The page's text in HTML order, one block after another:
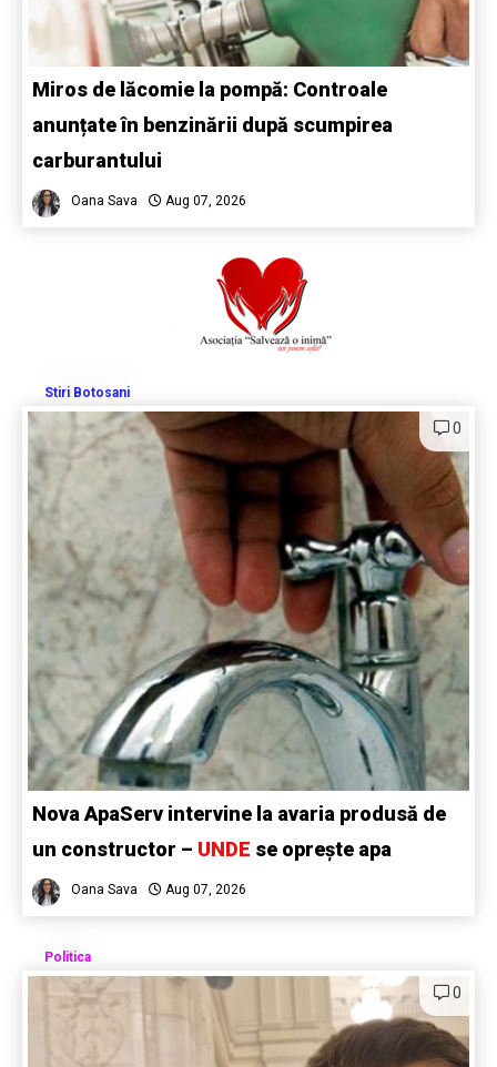
Miros de lăcomie la pompă: Controale
anunțate în benzinării după scumpirea
carburantului
Oana Sava Aug 07, 2026
Stiri Botosani
0
Nova ApaServ intervine la avaria produsă de
un constructor – UNDE se oprește apa
Oana Sava Aug 07, 2026
Politica
0